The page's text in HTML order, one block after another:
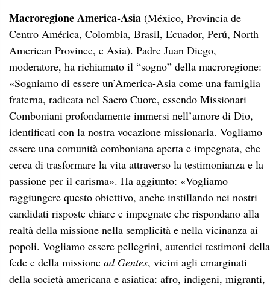
Macroregione America-Asia (México, Provincia de
Centro América, Colombia, Brasil, Ecuador, Perú, North
American Province, e Asia). Padre Juan Diego,
moderatore, ha richiamato il “sogno” della macroregione:
«Sogniamo di essere un’America-Asia come una famiglia
fraterna, radicata nel Sacro Cuore, essendo Missionari
Comboniani profondamente immersi nell’amore di Dio,
identificati con la nostra vocazione missionaria. Vogliamo
essere una comunità comboniana aperta e impegnata, che
cerca di trasformare la vita attraverso la testimonianza e la
passione per il carisma». Ha aggiunto: «Vogliamo
raggiungere questo obiettivo, anche instillando nei nostri
candidati risposte chiare e impegnate che rispondano alla
realtà della missione nella semplicità e nella vicinanza ai
popoli. Vogliamo essere pellegrini, autentici testimoni della
fede e della missione ad Gentes, vicini agli emarginati
della società americana e asiatica: afro, indigeni, migranti,